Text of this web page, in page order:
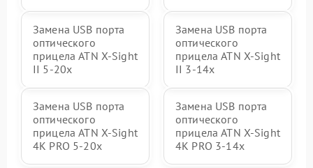
Замена USB порта
оптического
прицела ATN X-Sight
II 5-20x
Замена USB порта
оптического
прицела ATN X-Sight
II 3-14x
Замена USB порта
оптического
прицела ATN X-Sight
4K PRO 5-20x
Замена USB порта
оптического
прицела ATN X-Sight
4K PRO 3-14x